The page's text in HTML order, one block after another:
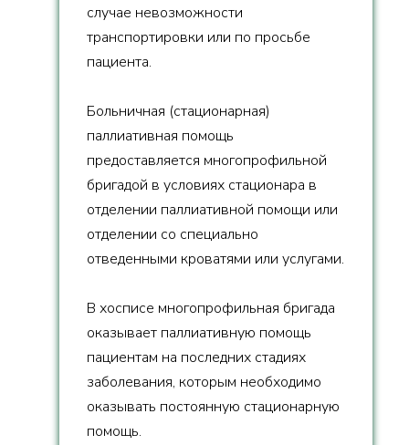
случае невозможности
транспортировки или по просьбе
пациента.
Больничная (стационарная)
паллиативная помощь
предоставляется многопрофильной
бригадой в условиях стационара в
отделении паллиативной помощи или
отделении со специально
отведенными кроватями или услугами.
В хосписе многопрофильная бригада
оказывает паллиативную помощь
пациентам на последних стадиях
заболевания, которым необходимо
оказывать постоянную стационарную
помощь.